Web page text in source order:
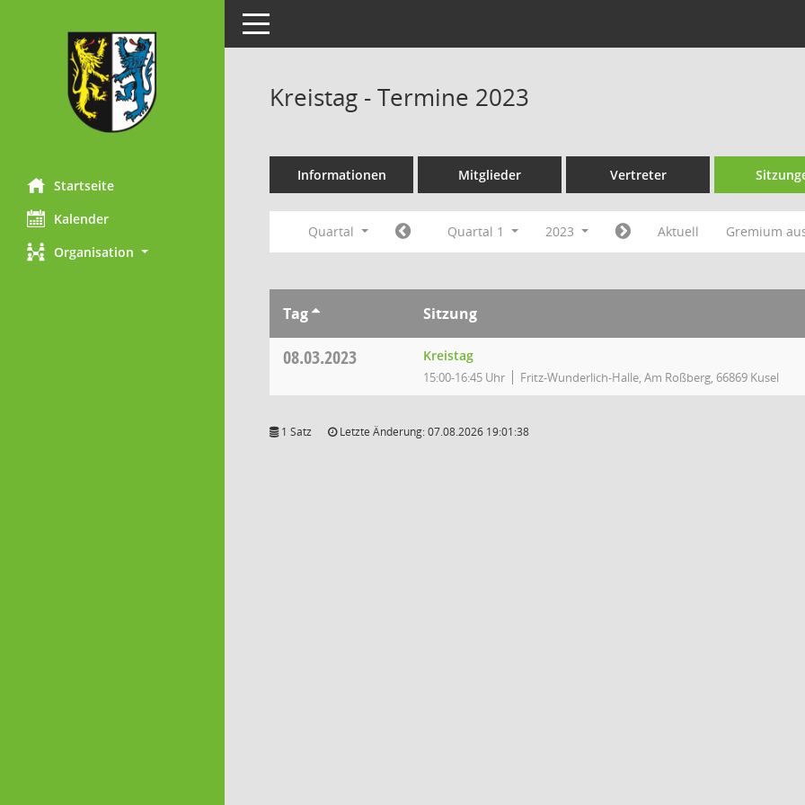
Startseite
Kalender
Organisation
Toggle navigation
Kreistag - Termine 2023
Informationen Mitglieder Vertreter
Quartal Quartal 1 2023 Aktuell Gremium
Tag Sitzung
08.03.2023 Kreistag
15:00-16:45 Uhr Fritz-Wunderlich-Halle, Am Roßberg, 66869 Kusel
1 Satz Letzte Änderung: 07.08.2026 19:01:38